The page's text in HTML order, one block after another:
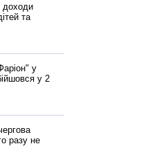
доходи
та
у
у 2
разу не